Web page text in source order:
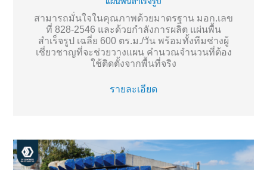
สามารถมั่นใจในคุณภาพด้วยมาตรฐาน มอก.เลข
ที่ 828-2546 และด้วยกำลังการผลิต แผ่นพื้น
สำเร็จรูป เฉลี่ย 600 ตร.ม./วัน พร้อมทั้งทีมช่างผู้
เชี่ยวชาญที่จะช่วยวางแผน คำนวณจำนวนที่ต้อง
ใช้ติดตั้งจากพื้นที่จริง
รายละเอียด